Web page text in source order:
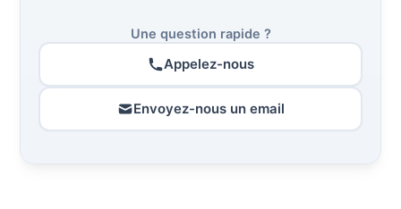
Une question rapide ?
Appelez-nous
Envoyez-nous un email